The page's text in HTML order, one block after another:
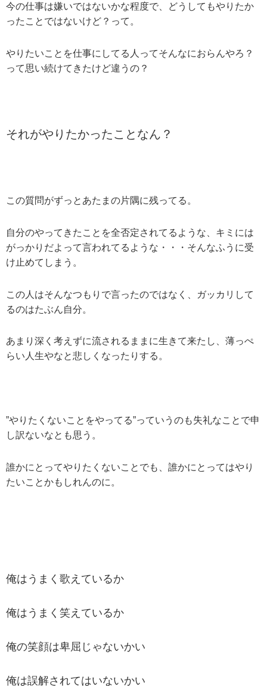
今の仕事は嫌いではないかな程度で、どうしてもやりたか
ったことではないけど？って。
やりたいことを仕事にしてる人ってそんなにおらんやろ？
って思い続けてきたけど違うの？
それがやりたかったことなん？
この質問がずっとあたまの片隅に残ってる。
自分のやってきたことを全否定されてるような、キミには
がっかりだよって言われてるような・・・そんなふうに受
け止めてしまう。
この人はそんなつもりで言ったのではなく、ガッカリして
るのはたぶん自分。
あまり深く考えずに流されるままに生きて来たし、薄っぺ
らい人生やなと悲しくなったりする。
”やりたくないことをやってる”っていうのも失礼なことで申
し訳ないなとも思う。
誰かにとってやりたくないことでも、誰かにとってはやり
たいことかもしれんのに。
俺はうまく歌えているか
俺はうまく笑えているか
俺の笑顔は卑屈じゃないかい
俺は誤解されてはいないかい